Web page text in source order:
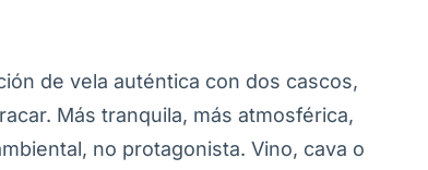
de vela auténtica con dos cascos,
Más tranquila, más atmosférica,
no protagonista. Vino, cava o